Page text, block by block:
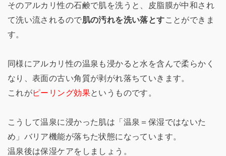
そのアルカリ性の石鹸で肌を洗うと、皮脂膜が中和され
て洗い流されるので肌の汚れを洗い落とすことができま
す。
同様にアルカリ性の温泉も浸かると水を含んで柔らかく
なり、表面の古い角質が剥がれ落ちていきます。
これがピーリング効果というものです。
こうして温泉に浸かった肌は「温泉＝保湿ではないた
め」バリア機能が落ちた状態になっています。
温泉後は保湿ケアをしましょう。